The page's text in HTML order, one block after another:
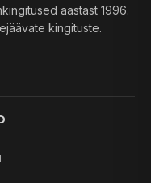
aastast 1996.
kingituste.